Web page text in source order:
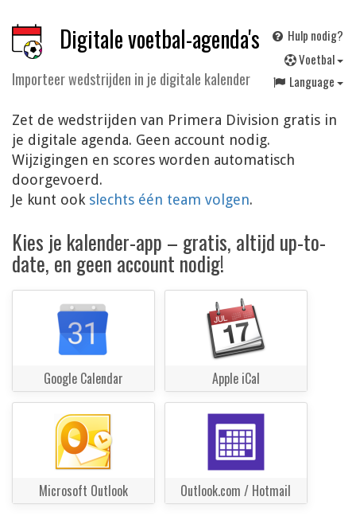
Digitale voetbal-agenda's
Importeer wedstrijden in je digitale kalender
Hulp nodig?
Voetbal
Language
Zet de wedstrijden van Primera Division gratis in
je digitale agenda. Geen account nodig.
Wijzigingen en scores worden automatisch
doorgevoerd.
Je kunt ook slechts één team volgen.
Kies je kalender-app – gratis, altijd up-to-
date, en geen account nodig!
Google Calendar Apple iCal
Microsoft Outlook Outlook.com / Hotmail